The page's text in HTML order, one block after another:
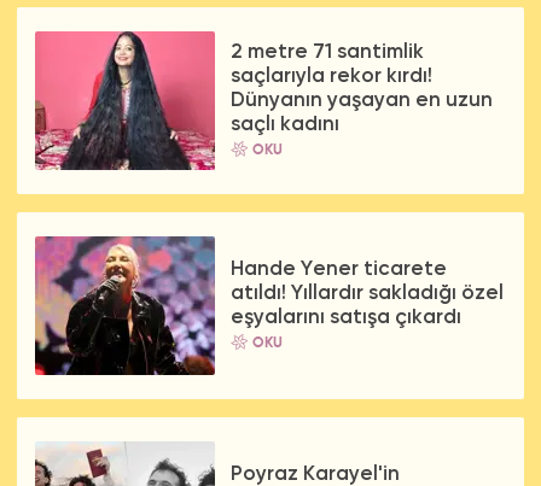
2 metre 71 santimlik
saçlarıyla rekor kırdı!
Dünyanın yaşayan en uzun
saçlı kadını
OKU
Hande Yener ticarete
atıldı! Yıllardır sakladığı özel
eşyalarını satışa çıkardı
OKU
Poyraz Karayel'in